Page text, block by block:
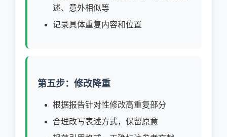
述、意外相似等
记录具体重复内容和位置
第五步：修改降重
根据报告针对性修改高重复部分
合理改写表述方式，保留原意